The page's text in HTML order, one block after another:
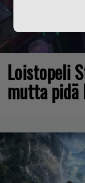
Loistopeli
mutta pidä